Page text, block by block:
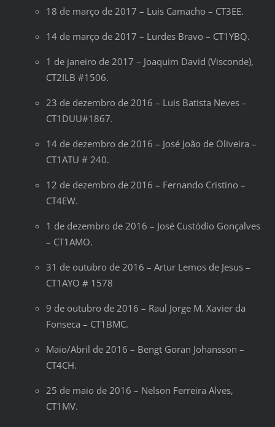
18 de março de 2017 – Luis Camacho – CT3EE.
14 de março de 2017 – Lurdes Bravo – CT1YBQ.
1 de janeiro de 2017 – Joaquim David (Visconde),
CT2ILB #1506.
23 de dezembro de 2016 – Luis Batista Neves –
CT1DUU#1867.
14 de dezembro de 2016 – José João de Oliveira –
CT1ATU # 240.
12 de dezembro de 2016 – Fernando Cristino –
CT4EW.
1 de dezembro de 2016 – José Custódio Gonçalves
– CT1AMO.
31 de outubro de 2016 – Artur Lemos de Jesus –
CT1AYO # 1578
9 de outubro de 2016 – Raul Jorge M. Xavier da
Fonseca – CT1BMC.
Maio/Abril de 2016 – Bengt Goran Johansson –
CT4CH.
25 de maio de 2016 – Nelson Ferreira Alves,
CT1MV.